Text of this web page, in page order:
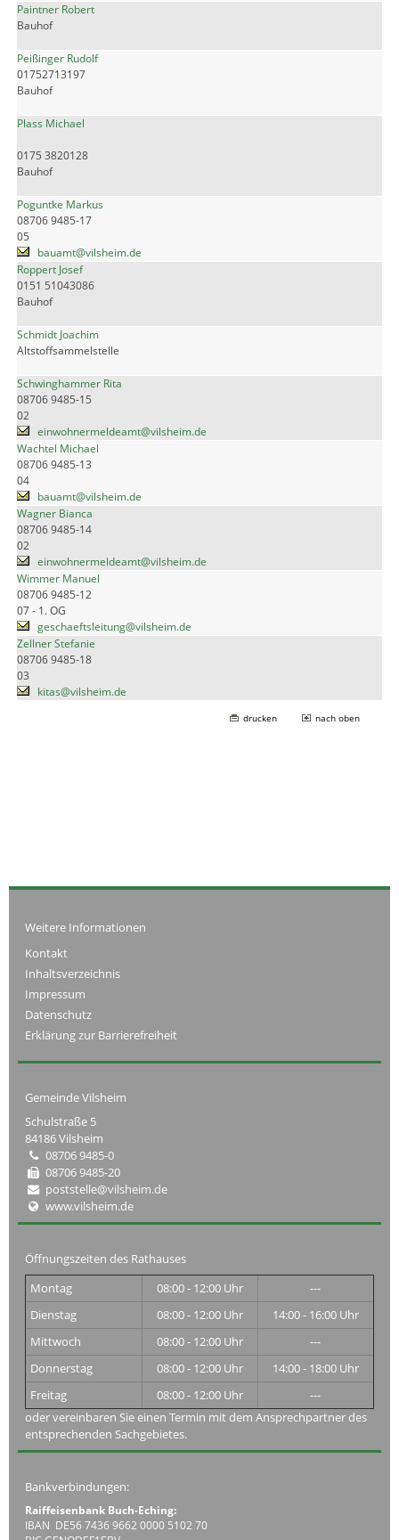
Paintner Robert
Bauhof
Peißinger Rudolf
01752713197
Bauhof
Plass Michael
0175 3820128
Bauhof
Poguntke Markus
08706 9485-17
05
bauamt@vilsheim.de
Roppert Josef
0151 51043086
Bauhof
Schmidt Joachim
Altstoffsammelstelle
Schwinghammer Rita
08706 9485-15
02
einwohnermeldeamt@vilsheim.de
Wachtel Michael
08706 9485-13
04
bauamt@vilsheim.de
Wagner Bianca
08706 9485-14
02
einwohnermeldeamt@vilsheim.de
Wimmer Manuel
08706 9485-12
07 - 1. OG
geschaeftsleitung@vilsheim.de
Zellner Stefanie
08706 9485-18
03
kitas@vilsheim.de
drucken nach oben
Weitere Informationen
Kontakt
Inhaltsverzeichnis
Impressum
Datenschutz
Erklärung zur Barrierefreiheit
Gemeinde Vilsheim
Schulstraße 5
84186 Vilsheim
08706 9485-0
08706 9485-20
poststelle@vilsheim.de
www.vilsheim.de
Öffnungszeiten des Rathauses
Montag
08:00 - 12:00 Uhr
---
Dienstag
08:00 - 12:00 Uhr
14:00 - 16:00 Uhr
Mittwoch
08:00 - 12:00 Uhr
---
Donnerstag
08:00 - 12:00 Uhr
14:00 - 18:00 Uhr
Freitag
08:00 - 12:00 Uhr
---
oder vereinbaren Sie einen Termin mit dem Ansprechpartner des
entsprechenden Sachgebietes.
Bankverbindungen:
Raiffeisenbank Buch-Eching:
IBAN DE56 7436 9662 0000 5102 70